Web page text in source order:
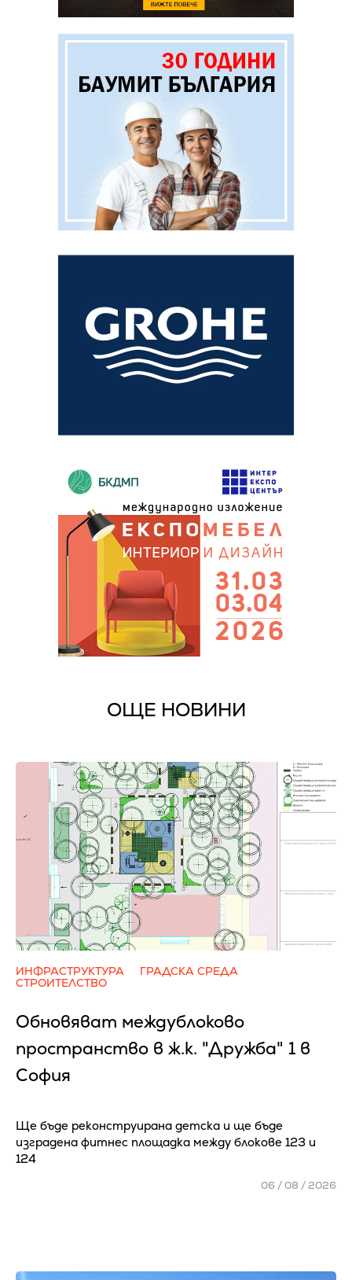
ОЩЕ НОВИНИ
ИНФРАСТРУКТУРА
ГРАДСКА СРЕДА
СТРОИТЕЛСТВО
Обновяват междублоково
пространство в ж.к. "Дружба" 1 в
София
Ще бъде реконструирана детска и ще бъде
изградена фитнес площадка между блокове 123 и
124
06 / 08 / 2026